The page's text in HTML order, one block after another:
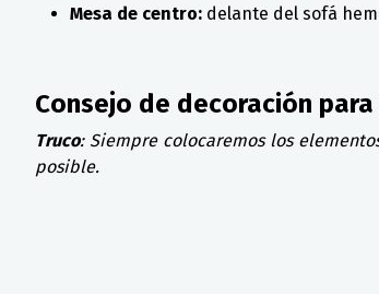
Mesa de centro: delante del sofá
Consejo de decoración
Truco: Siempre colocaremos los
posible.